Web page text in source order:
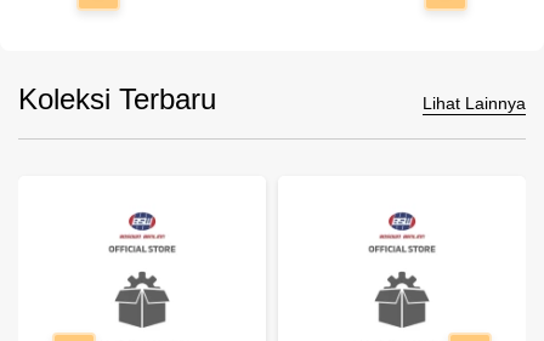
Koleksi Terbaru Lihat Lainnya